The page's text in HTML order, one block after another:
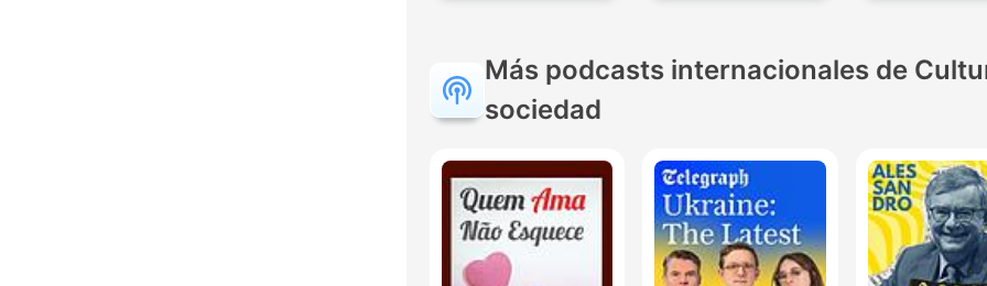
Más podcasts internacionales de
sociedad